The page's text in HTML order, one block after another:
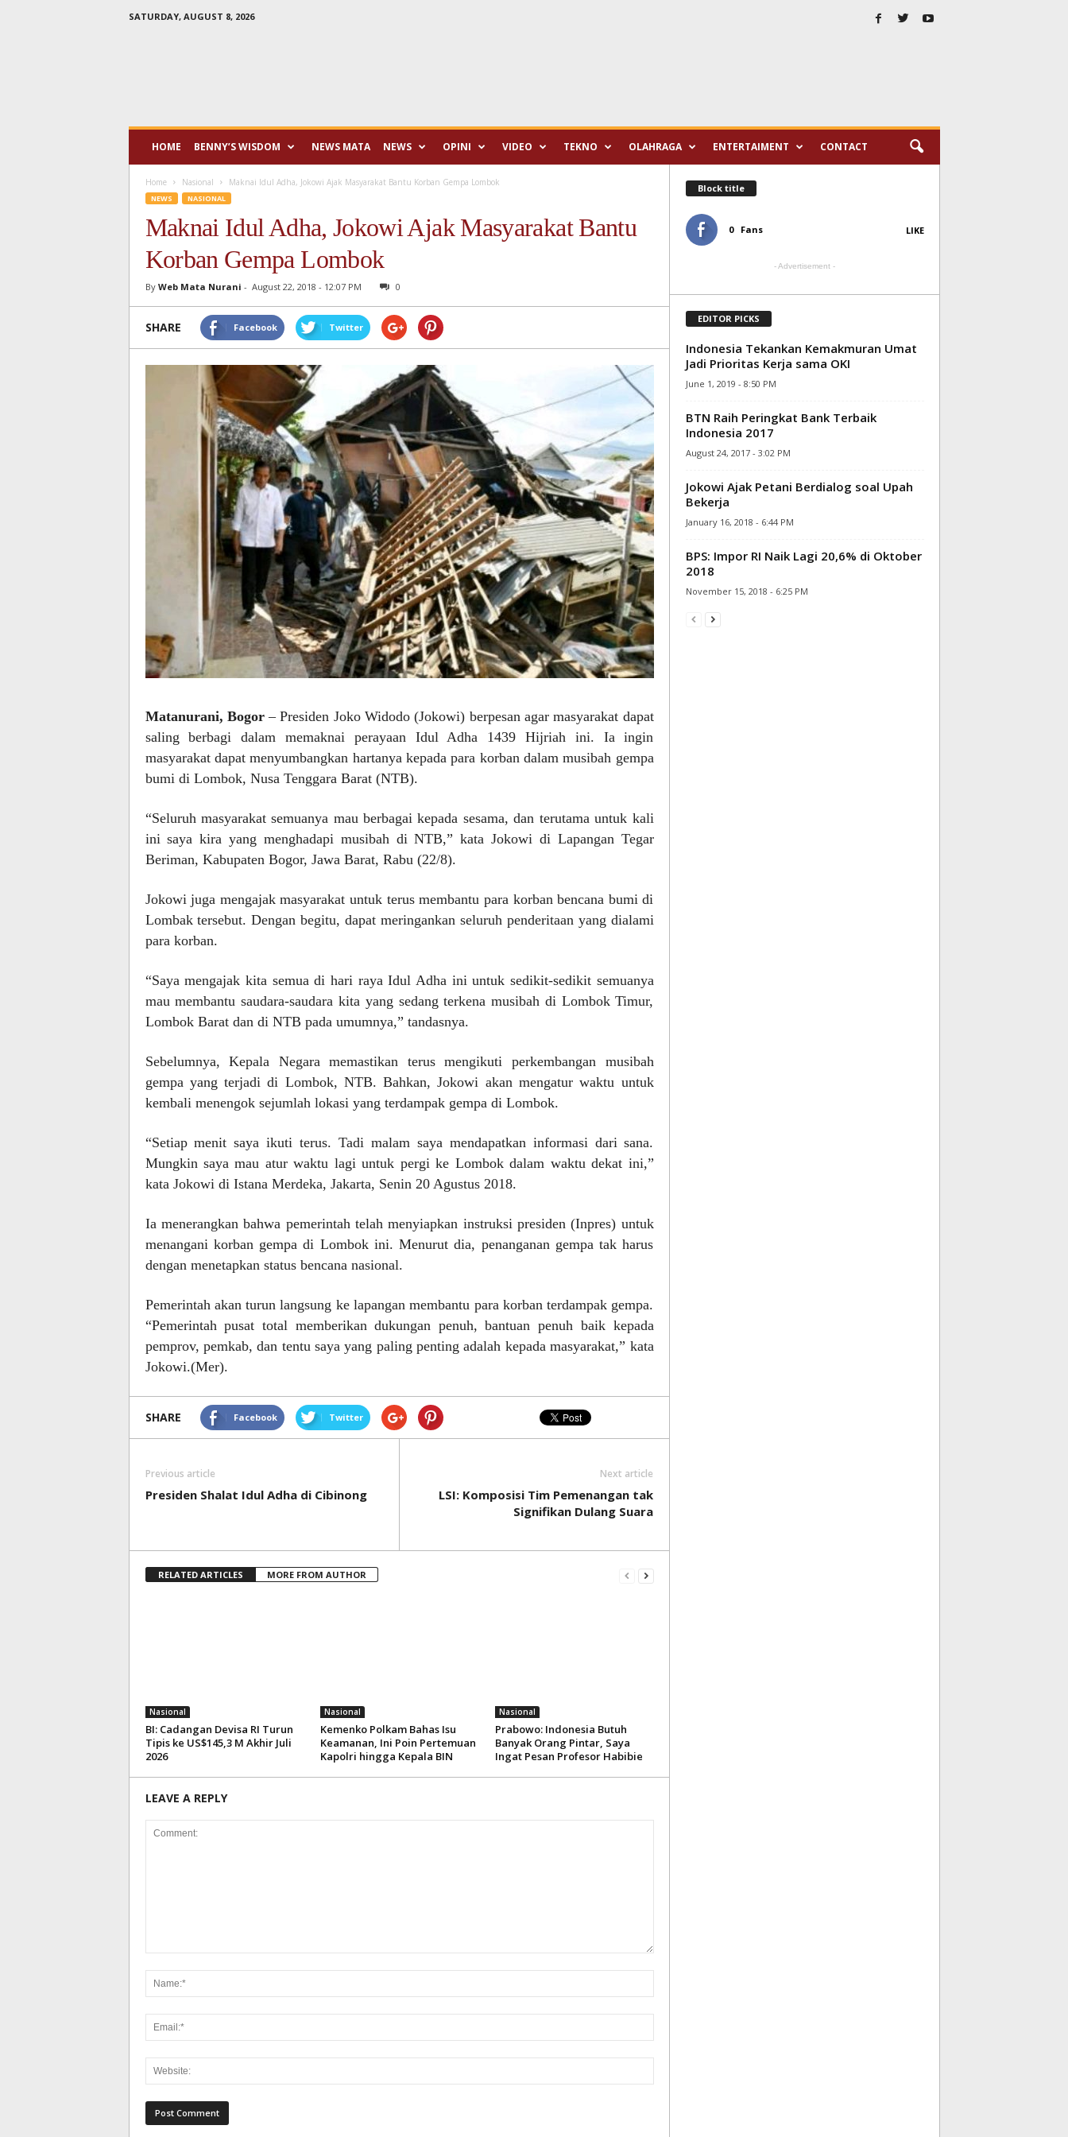
SATURDAY, AUGUST 8, 2026
HOME BENNY’S WISDOM NEWS MATA NEWS OPINI VIDEO TEKNO OLAHRAGA ENTERTAIMENT CONTACT
Home Nasional Maknai Idul Adha, Jokowi Ajak Masyarakat Bantu Korban Gempa Lombok
NEWS NASIONAL
Maknai Idul Adha, Jokowi Ajak Masyarakat Bantu
Korban Gempa Lombok
By Web Mata Nurani - August 22, 2018 - 12:07 PM 0
SHARE Facebook Twitter
Matanurani, Bogor– Presiden Joko Widodo (Jokowi) berpesan agar masyarakat dapat
saling berbagi dalam memaknai perayaan Idul Adha 1439 Hijriah ini. Ia ingin
masyarakat dapat menyumbangkan hartanya kepada para korban dalam musibah gempa
bumi di Lombok, Nusa Tenggara Barat (NTB).
“Seluruh masyarakat semuanya mau berbagai kepada sesama, dan terutama untuk kali
ini saya kira yang menghadapi musibah di NTB,” kata Jokowi di Lapangan Tegar
Beriman, Kabupaten Bogor, Jawa Barat, Rabu (22/8).
Jokowi juga mengajak masyarakat untuk terus membantu para korban bencana bumi di
Lombak tersebut. Dengan begitu, dapat meringankan seluruh penderitaan yang dialami
para korban.
“Saya mengajak kita semua di hari raya Idul Adha ini untuk sedikit-sedikit semuanya
mau membantu saudara-saudara kita yang sedang terkena musibah di Lombok Timur,
Lombok Barat dan di NTB pada umumnya,” tandasnya.
Sebelumnya, Kepala Negara memastikan terus mengikuti perkembangan musibah
gempa yang terjadi di Lombok, NTB. Bahkan, Jokowi akan mengatur waktu untuk
kembali menengok sejumlah lokasi yang terdampak gempa di Lombok.
“Setiap menit saya ikuti terus. Tadi malam saya mendapatkan informasi dari sana.
Mungkin saya mau atur waktu lagi untuk pergi ke Lombok dalam waktu dekat ini,”
kata Jokowi di Istana Merdeka, Jakarta, Senin 20 Agustus 2018.
Ia menerangkan bahwa pemerintah telah menyiapkan instruksi presiden (Inpres) untuk
menangani korban gempa di Lombok ini. Menurut dia, penanganan gempa tak harus
dengan menetapkan status bencana nasional.
Pemerintah akan turun langsung ke lapangan membantu para korban terdampak gempa.
“Pemerintah pusat total memberikan dukungan penuh, bantuan penuh baik kepada
pemprov, pemkab, dan tentu saya yang paling penting adalah kepada masyarakat,” kata
Jokowi.(Mer).
SHARE Facebook Twitter
Previous article
Presiden Shalat Idul Adha di Cibinong
Next article
LSI: Komposisi Tim Pemenangan tak
Signifikan Dulang Suara
RELATED ARTICLES MORE FROM AUTHOR
Nasional
BI: Cadangan Devisa RI Turun
Tipis ke US$145,3 M Akhir Juli
2026
Nasional
Kemenko Polkam Bahas Isu
Keamanan, Ini Poin Pertemuan
Kapolri hingga Kepala BIN
Nasional
Prabowo: Indonesia Butuh
Banyak Orang Pintar, Saya
Ingat Pesan Profesor Habibie
LEAVE A REPLY
Block title
0 Fans LIKE
- Advertisement -
EDITOR PICKS
Indonesia Tekankan Kemakmuran Umat
Jadi Prioritas Kerja sama OKI
June 1, 2019 - 8:50 PM
BTN Raih Peringkat Bank Terbaik
Indonesia 2017
August 24, 2017 - 3:02 PM
Jokowi Ajak Petani Berdialog soal Upah
Bekerja
January 16, 2018 - 6:44 PM
BPS: Impor RI Naik Lagi 20,6% di Oktober
2018
November 15, 2018 - 6:25 PM